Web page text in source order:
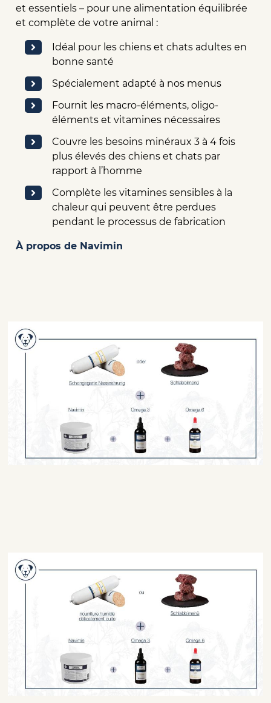
et essentiels – pour une alimentation équilibrée
et complète de votre animal :
Idéal pour les chiens et chats adultes en
bonne santé
Spécialement adapté à nos menus
Fournit les macro-éléments, oligo-
éléments et vitamines nécessaires
Couvre les besoins minéraux 3 à 4 fois
plus élevés des chiens et chats par
rapport à l’homme
Complète les vitamines sensibles à la
chaleur qui peuvent être perdues
pendant le processus de fabrication
À propos de Navimin